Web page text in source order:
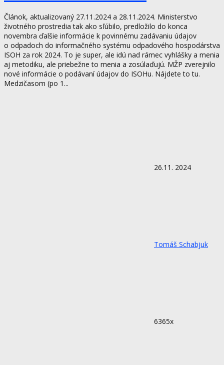
Článok, aktualizovaný 27.11.2024 a 28.11.2024. Ministerstvo
životného prostredia tak ako sľúbilo, predložilo do konca
novembra ďalšie informácie k povinnému zadávaniu údajov
o odpadoch do informačného systému odpadového hospodárstva
ISOH za rok 2024. To je super, ale idú nad rámec vyhlášky a menia
aj metodiku, ale priebežne to menia a zosúlaďujú. MŽP zverejnilo
nové informácie o podávaní údajov do ISOHu. Nájdete to tu.
Medzičasom (po 1...
26.11. 2024
Tomáš Schabjuk
6365x